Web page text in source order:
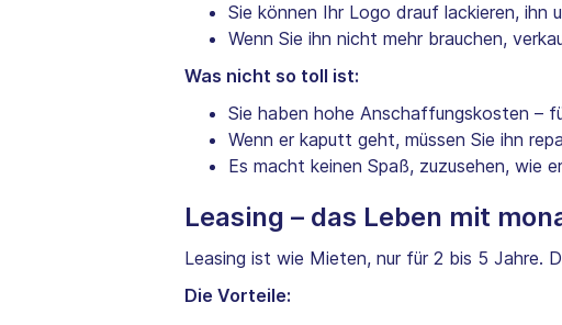
Sie können Ihr Logo drauf lackieren, ihn
Wenn Sie ihn nicht mehr brauchen,
Was nicht so toll ist:
Sie haben hohe Anschaffungskosten –
Wenn er kaputt geht, müssen Sie ihn
Es macht keinen Spaß, zuzusehen, wie
Leasing – das Leben mit
Leasing ist wie Mieten, nur für 2 bis 5 Jahre.
Die Vorteile: